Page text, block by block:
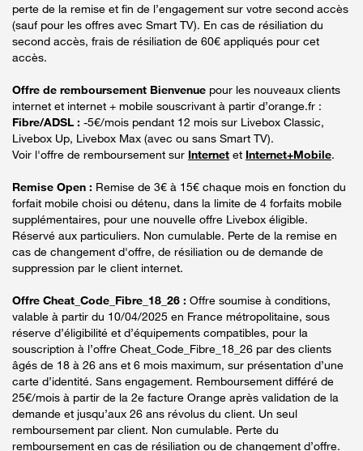
perte de la remise et fin de l’engagement sur votre second accès
(sauf pour les offres avec Smart TV). En cas de résiliation du
second accès, frais de résiliation de 60€ appliqués pour cet
accès.
Offre de remboursement Bienvenue pour les nouveaux clients
internet et internet + mobile souscrivant à partir d’orange.fr :
Fibre/ADSL : -5€/mois pendant 12 mois sur Livebox Classic,
Livebox Up, Livebox Max (avec ou sans Smart TV).
Voir l'offre de remboursement sur Internet et Internet+Mobile.
Remise Open : Remise de 3€ à 15€ chaque mois en fonction du
forfait mobile choisi ou détenu, dans la limite de 4 forfaits mobile
supplémentaires, pour une nouvelle offre Livebox éligible.
Réservé aux particuliers. Non cumulable. Perte de la remise en
cas de changement d'offre, de résiliation ou de demande de
suppression par le client internet.
Offre Cheat_Code_Fibre_18_26 : Offre soumise à conditions,
valable à partir du 10/04/2025 en France métropolitaine, sous
réserve d’éligibilité et d’équipements compatibles, pour la
souscription à l’offre Cheat_Code_Fibre_18_26 par des clients
âgés de 18 à 26 ans et 6 mois maximum, sur présentation d’une
carte d’identité. Sans engagement. Remboursement différé de
25€/mois à partir de la 2e facture Orange après validation de la
demande et jusqu’aux 26 ans révolus du client. Un seul
remboursement par client. Non cumulable. Perte du
remboursement en cas de résiliation ou de changement d’offre.